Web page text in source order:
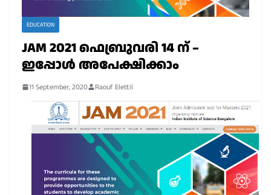
EDUCATION
JAM 2021 ഫെബ്രുവരി 14 ന് –
ഇപ്പോൾ അപേക്ഷിക്കാം
11 September, 2020 Raouf Elettil